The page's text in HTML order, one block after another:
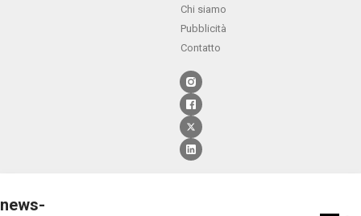
Chi siamo
Pubblicità
Contatto
news-